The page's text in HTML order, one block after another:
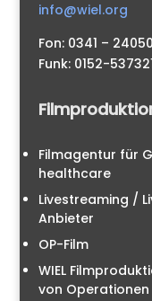
info@wiel.org
Fon: 0341 –
Funk: 0152-
Filmagentur für
healthcare
Livestreaming /
Anbieter
OP-Film
WIEL
von